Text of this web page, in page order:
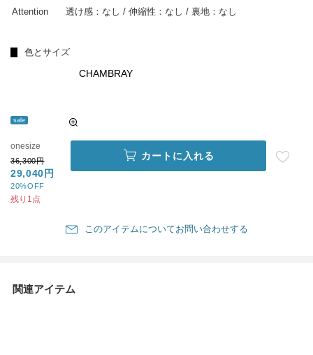
Attention 透け感：なし / 伸縮性：なし / 裏地：なし
色とサイズ
sale
CHAMBRAY
onesize
36,300円
29,040円
20%OFF
残り1点
カートに入れる
このアイテムについてお問い合わせする
関連アイテム